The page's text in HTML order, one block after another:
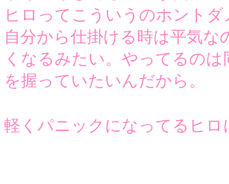
ヒロってこういうのホント
自分から仕掛ける時は平気
くなるみたい。やってるの
を握っていたいんだから。
軽くパニックになってるヒ